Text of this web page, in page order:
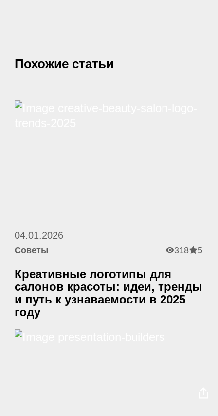
Похожие статьи
04.01.2026
Советы 318 5
Креативные логотипы для
салонов красоты: идеи, тренды
и путь к узнаваемости в 2025
году